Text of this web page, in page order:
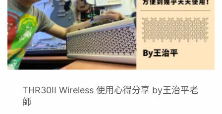
THR30II Wireless 使用心得分享 by王治平老
師